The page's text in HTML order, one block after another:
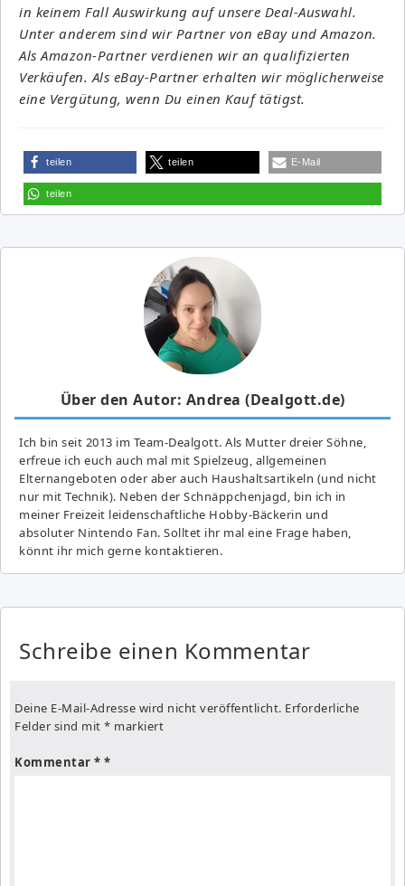
in keinem Fall Auswirkung auf unsere Deal-Auswahl.
Unter anderem sind wir Partner von eBay und Amazon.
Als Amazon-Partner verdienen wir an qualifizierten
Verkäufen. Als eBay-Partner erhalten wir möglicherweise
eine Vergütung, wenn Du einen Kauf tätigst.
teilen teilen E-Mail
teilen
Über den Autor: Andrea (Dealgott.de)
Ich bin seit 2013 im Team-Dealgott. Als Mutter dreier Söhne,
erfreue ich euch auch mal mit Spielzeug, allgemeinen
Elternangeboten oder aber auch Haushaltsartikeln (und nicht
nur mit Technik). Neben der Schnäppchenjagd, bin ich in
meiner Freizeit leidenschaftliche Hobby-Bäckerin und
absoluter Nintendo Fan. Solltet ihr mal eine Frage haben,
könnt ihr mich gerne kontaktieren.
Schreibe einen Kommentar
Deine E-Mail-Adresse wird nicht veröffentlicht. Erforderliche
Felder sind mit * markiert
Kommentar *